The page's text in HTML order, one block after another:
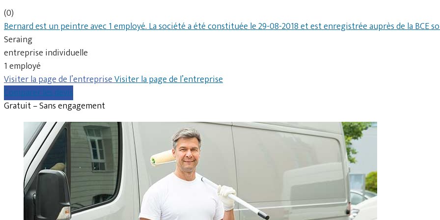
(0)
Bernard est un peintre avec 1 employé. La société a été constituée le 29-08-2018 et est enregistrée auprès de la BCE
Seraing
entreprise individuelle
1 employé
Visiter la page de l’entrepriseVisiter la page de l’entreprise
Comparer les devis
Gratuit – Sans engagement